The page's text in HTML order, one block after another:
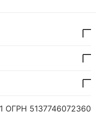
5137746072360